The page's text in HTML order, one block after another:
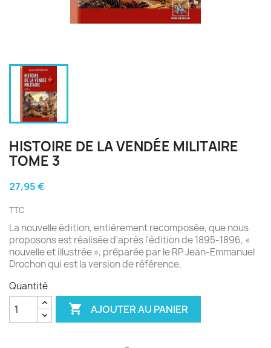
HISTOIRE DE LA VENDÉE MILITAIRE
TOME 3
27,95 €
TTC
La nouvelle édition, entièrement recomposée, que nous
proposons est réalisée d'après l'édition de 1895-1896, «
nouvelle et illustrée », préparée par le RP Jean-Emmanuel
Drochon qui est la version de référence.
Quantité
 AJOUTER AU PANIER